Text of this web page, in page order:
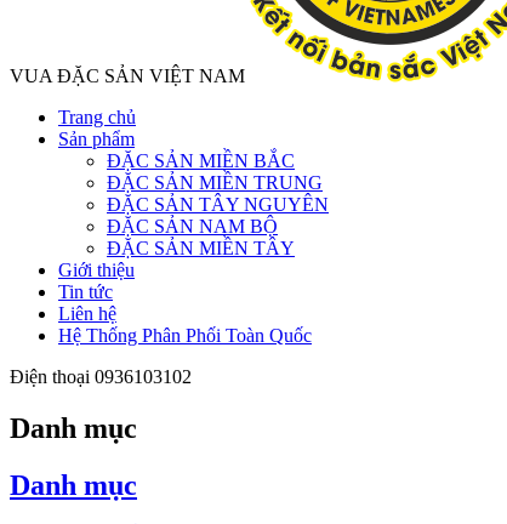
VUA ĐẶC SẢN VIỆT NAM
Trang chủ
Sản phẩm
ĐẶC SẢN MIỀN BẮC
ĐẶC SẢN MIỀN TRUNG
ĐẶC SẢN TÂY NGUYÊN
ĐẶC SẢN NAM BỘ
ĐẶC SẢN MIỀN TÂY
Giới thiệu
Tin tức
Liên hệ
Hệ Thống Phân Phối Toàn Quốc
Điện thoại 0936103102
Danh mục
Danh mục